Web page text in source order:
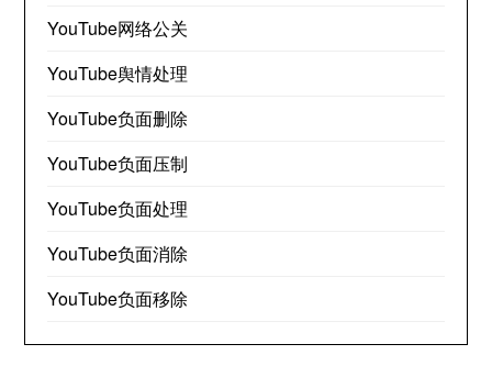
YouTube网络公关
YouTube舆情处理
YouTube负面删除
YouTube负面压制
YouTube负面处理
YouTube负面消除
YouTube负面移除